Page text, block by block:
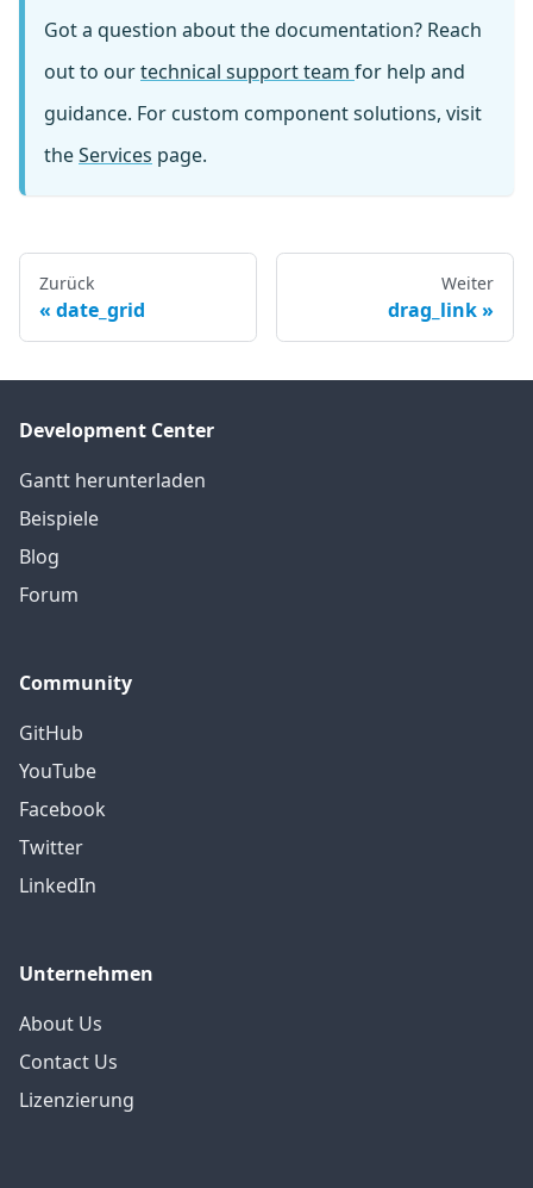
Got a question about the documentation? Reach
out to ourtechnical support team for help and
guidance. For custom component solutions, visit
theServices page.
Zurück
date_grid
Weiter
drag_link
Development Center
Gantt herunterladen
Beispiele
Blog
Forum
Community
GitHub
YouTube
Facebook
Twitter
LinkedIn
Unternehmen
About Us
Contact Us
Lizenzierung